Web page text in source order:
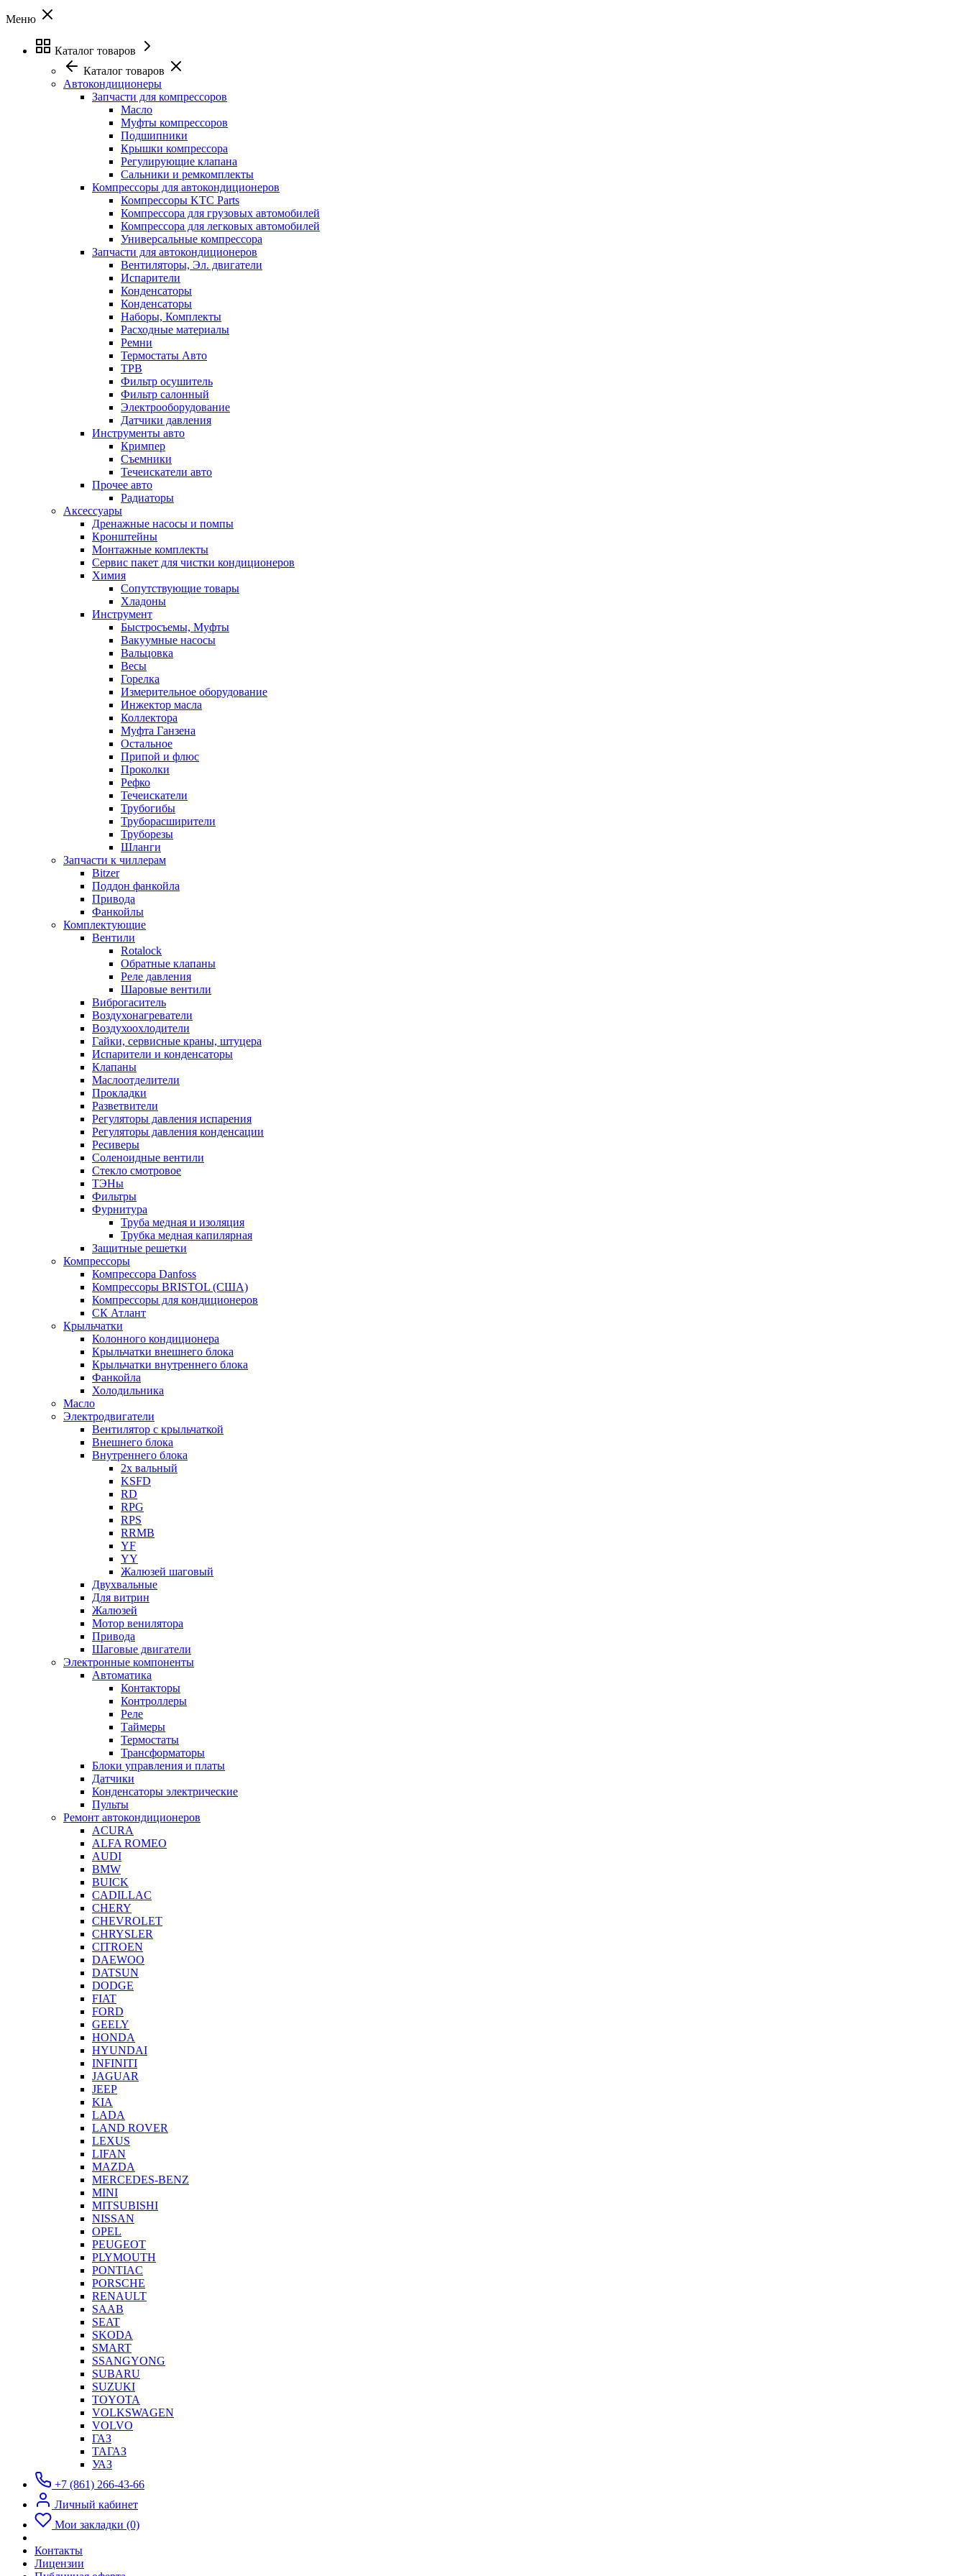
Меню
Каталог товаров
Каталог товаров
Автокондиционеры
Запчасти для компрессоров
Масло
Муфты компрессоров
Подшипники
Крышки компрессора
Регулирующие клапана
Сальники и ремкомплекты
Компрессоры для автокондиционеров
Компрессоры KTC Parts
Компрессора для грузовых автомобилей
Компрессора для легковых автомобилей
Универсальные компрессора
Запчасти для автокондиционеров
Вентиляторы, Эл. двигатели
Испарители
Конденсаторы
Конденсаторы
Наборы, Комплекты
Расходные материалы
Ремни
Термостаты Авто
ТРВ
Фильтр осушитель
Фильтр салонный
Электрооборудование
Датчики давления
Инструменты авто
Кримпер
Съемники
Течеискатели авто
Прочее авто
Радиаторы
Аксессуары
Дренажные насосы и помпы
Кронштейны
Монтажные комплекты
Сервис пакет для чистки кондиционеров
Химия
Сопутствующие товары
Хладоны
Инструмент
Быстросъемы, Муфты
Вакуумные насосы
Вальцовка
Весы
Горелка
Измерительное оборудование
Инжектор масла
Коллектора
Муфта Ганзена
Остальное
Припой и флюс
Проколки
Рефко
Течеискатели
Трубогибы
Труборасширители
Труборезы
Шланги
Запчасти к чиллерам
Bitzer
Поддон фанкойла
Привода
Фанкойлы
Комплектующие
Вентили
Rotalock
Обратные клапаны
Реле давления
Шаровые вентили
Виброгаситель
Воздухонагреватели
Воздухоохлодители
Гайки, сервисные краны, штуцера
Испарители и конденсаторы
Клапаны
Маслоотделители
Прокладки
Разветвители
Регуляторы давления испарения
Регуляторы давления конденсации
Ресиверы
Соленоидные вентили
Стекло смотровое
ТЭНы
Фильтры
Фурнитура
Труба медная и изоляция
Трубка медная капилярная
Защитные решетки
Компрессоры
Компрессора Danfoss
Компрессоры BRISTOL (США)
Компрессоры для кондиционеров
СК Атлант
Крыльчатки
Колонного кондиционера
Крыльчатки внешнего блока
Крыльчатки внутреннего блока
Фанкойла
Холодильника
Масло
Электродвигатели
Вентилятор с крыльчаткой
Внешнего блока
Внутреннего блока
2х вальный
KSFD
RD
RPG
RPS
RRMB
YF
YY
Жалюзей шаговый
Двухвальные
Для витрин
Жалюзей
Мотор венилятора
Привода
Шаговые двигатели
Электронные компоненты
Автоматика
Контакторы
Контроллеры
Реле
Таймеры
Термостаты
Трансформаторы
Блоки управления и платы
Датчики
Конденсаторы электрические
Пульты
Ремонт автокондиционеров
ACURA
ALFA ROMEO
AUDI
BMW
BUICK
CADILLAC
CHERY
CHEVROLET
CHRYSLER
CITROEN
DAEWOO
DATSUN
DODGE
FIAT
FORD
GEELY
HONDA
HYUNDAI
INFINITI
JAGUAR
JEEP
KIA
LADA
LAND ROVER
LEXUS
LIFAN
MAZDA
MERCEDES-BENZ
MINI
MITSUBISHI
NISSAN
OPEL
PEUGEOT
PLYMOUTH
PONTIAC
PORSCHE
RENAULT
SAAB
SEAT
SKODA
SMART
SSANGYONG
SUBARU
SUZUKI
TOYOTA
VOLKSWAGEN
VOLVO
ГАЗ
ТАГАЗ
УАЗ
+7 (861) 266-43-66
Личный кабинет
Мои закладки (0)
Контакты
Лицензии